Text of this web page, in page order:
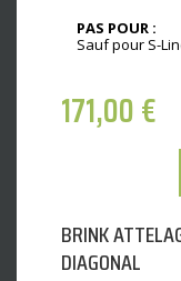
PAS POUR :
Sauf pour S-
171,00€
BRINK
DIAGONAL